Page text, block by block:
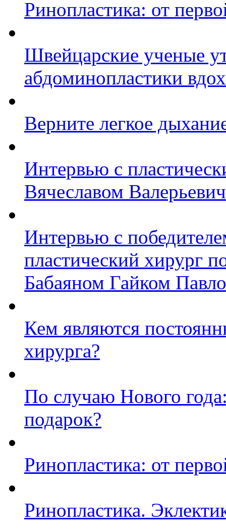
Ринопластика: от
Швейцарские ученые
абдоминопластики
Верните легкое
Интервью с
Вячеславом
Интервью с
пластический хирург
Бабаяном Гайком
Кем являются
хирурга?
По случаю Нового
подарок?
Ринопластика: от
Ринопластика.